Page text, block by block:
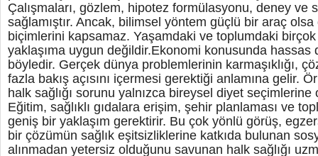
Çalışmaları, gözlem, hipotez formülasyonu, deney ve
sağlamıştır. Ancak, bilimsel yöntem güçlü bir araç
biçimlerini kapsamaz. Yaşamdaki ve toplumdaki
yaklaşıma uygun değildir.Ekonomi konusunda hassas
böyledir. Gerçek dünya problemlerinin karmaşıklığı,
fazla bakış açısını içermesi gerektiği anlamına gelir.
halk sağlığı sorunu yalnızca bireysel diyet
Eğitim, sağlıklı gıdalara erişim, şehir planlaması ve
geniş bir yaklaşım gerektirir. Bu çok yönlü görüş,
bir çözümün sağlık eşitsizliklerine katkıda bulunan
alınmadan yetersiz olduğunu savunan halk sağlığı